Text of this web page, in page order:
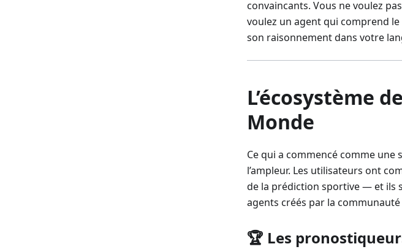
convaincants. Vous ne voulez
voulez un agent qui comprend
son raisonnement dans votre
L’écosystème
Monde
Ce qui a commencé comme
l’ampleur. Les utilisateurs ont
de la prédiction sportive — et ils
agents créés par la communauté
🏆 Les